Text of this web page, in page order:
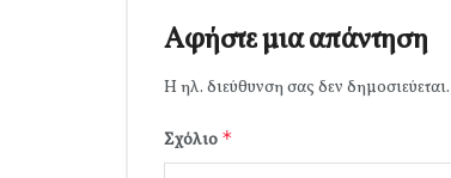
Αφήστε μια απάντηση
Η ηλ. διεύθυνση σας δεν δημοσιεύεται.
Σχόλιο *